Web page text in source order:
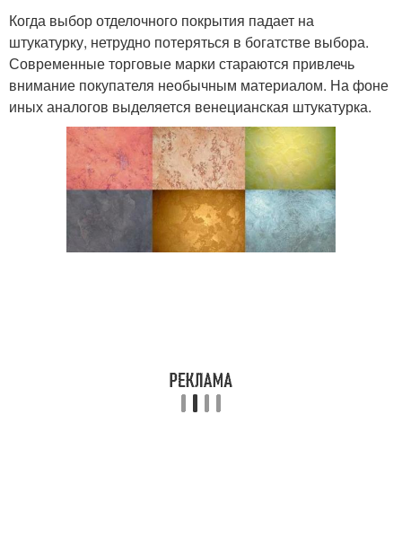
Когда выбор отделочного покрытия падает на
штукатурку, нетрудно потеряться в богатстве выбора.
Современные торговые марки стараются привлечь
внимание покупателя необычным материалом. На фоне
иных аналогов выделяется венецианская штукатурка.